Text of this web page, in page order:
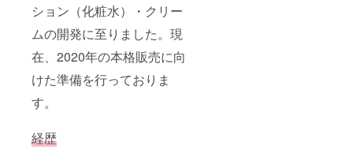
ション（化粧水）・クリー
ムの開発に至りました。現
在、2020年の本格販売に向
けた準備を行っておりま
す。
経歴